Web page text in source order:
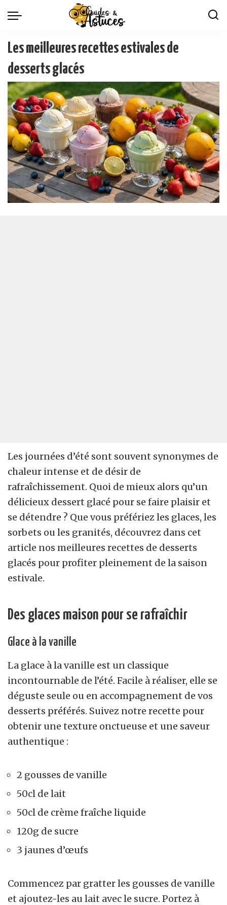
Les meilleures recettes estivales de
desserts glacés
Les journées d’été sont souvent synonymes de
chaleur intense et de désir de
rafraîchissement. Quoi de mieux alors qu’un
délicieux dessert glacé pour se faire plaisir et
se détendre ? Que vous préfériez les glaces, les
sorbets ou les granités, découvrez dans cet
article nos meilleures recettes de desserts
glacés pour profiter pleinement de la saison
estivale.
Des glaces maison pour se rafraîchir
Glace à la vanille
La glace à la vanille est un classique
incontournable de l’été. Facile à réaliser, elle se
déguste seule ou en accompagnement de vos
desserts préférés. Suivez notre recette pour
obtenir une texture onctueuse et une saveur
authentique :
2 gousses de vanille
50cl de lait
50cl de crème fraîche liquide
120g de sucre
3 jaunes d’œufs
Commencez par gratter les gousses de vanille
et ajoutez-les au lait avec le sucre. Portez à